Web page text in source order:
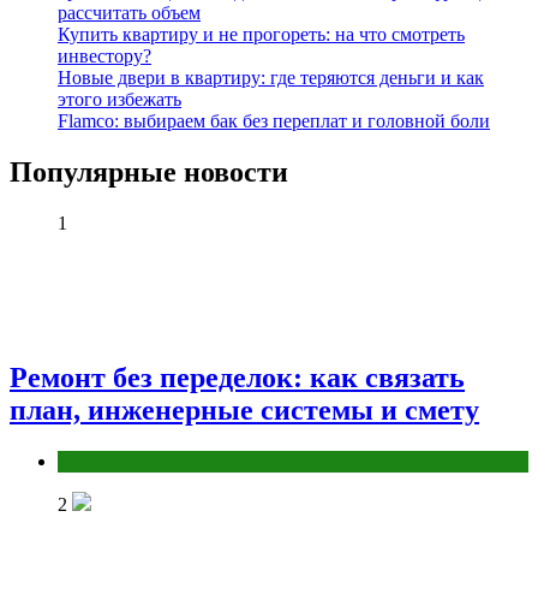
рассчитать объем
Купить квартиру и не прогореть: на что смотреть
инвестору?
Новые двери в квартиру: где теряются деньги и как
этого избежать
Flamco: выбираем бак без переплат и головной боли
Популярные новости
1
Ремонт без переделок: как связать
план, инженерные системы и смету
2